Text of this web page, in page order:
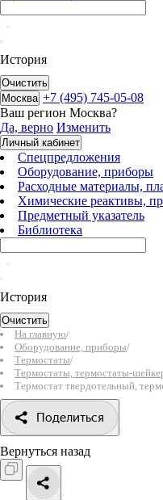
История
Очистить
Москва +7 (495) 745-05-08
Ваш регион Москва?
Да, верно Изменить
Личный кабинет
Спецпредложения
Оборудование, приборы
Расходные материалы,
Химические реактивы,
Предметный указатель
Библиотека
История
Очистить
На главную/
Оборудование, приборы/
Термостаты/
Термостаты, термостаты-
Термостат твердотельный,
Поделиться
Вернуться назад